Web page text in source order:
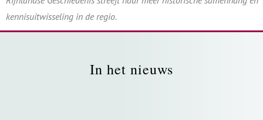
kennisuitwisseling in de regio.
In het nieuws